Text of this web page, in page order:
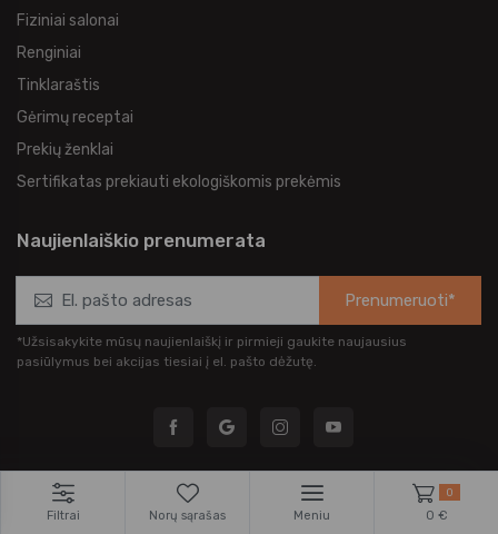
Fiziniai salonai
Renginiai
Tinklaraštis
Gėrimų receptai
Prekių ženklai
Sertifikatas prekiauti ekologiškomis prekėmis
Naujienlaiškio prenumerata
Prenumeruoti*
*Užsisakykite mūsų naujienlaiškį ir pirmieji gaukite naujausius
pasiūlymus bei akcijas tiesiai į el. pašto dėžutę.
Filtrai Norų sąrašas Meniu
0
0 €